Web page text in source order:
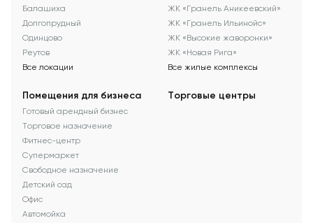
Балашиха
Долгопрудный
Одинцово
Реутов
Все локации
ЖК «Гранель Аникеевский»
ЖК «Гранель Ильинойс»
ЖК «Высокие жаворонки»
ЖК «Новая Рига»
Все жилые комплексы
Помещения для бизнеса
Готовый арендный бизнес
Торговое назначение
Фитнес-центр
Супермаркет
Свободное назначение
Детский сад
Офис
Автомойка
Торговые центры